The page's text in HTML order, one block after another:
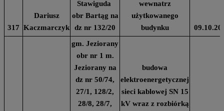
317
Dariusz
Kaczmarczyk
Stawiguda
obr Bartąg na
dz nr 132/20
wewnatrz
użytkowanego
budynku
gm. Jeziorany
obr nr 1 m.
Jeziorany na
dz nr 50/74,
27/1, 128/2,
28/8, 28/7,
budowa
elektroenergetycznej
sieci kablowej SN 15
kV wraz z rozbiórką